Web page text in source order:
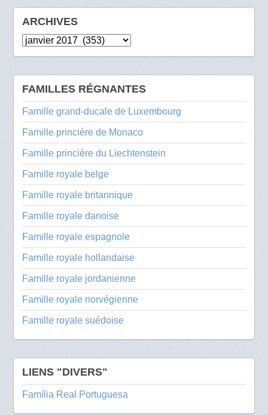
ARCHIVES
Archives
FAMILLES RÉGNANTES
Famille grand-ducale de Luxembourg
Famille princière de Monaco
Famille princière du Liechtenstein
Famille royale belge
Famille royale britannique
Famille royale danoise
Famille royale espagnole
Famille royale hollandaise
Famille royale jordanienne
Famille royale norvégienne
Famille royale suédoise
LIENS "DIVERS"
Família Real Portuguesa